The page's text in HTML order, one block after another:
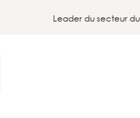
Leader du secteur